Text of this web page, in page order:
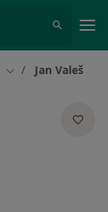
Změna města
Jan Valeš